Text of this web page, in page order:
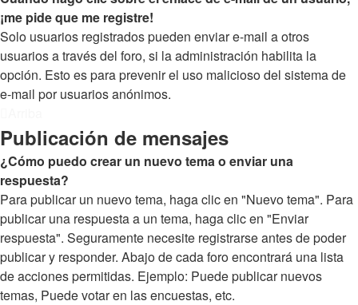
¡me pide que me registre!
Solo usuarios registrados pueden enviar e-mail a otros
usuarios a través del foro, si la administración habilita la
opción. Esto es para prevenir el uso malicioso del sistema de
e-mail por usuarios anónimos.
Publicación de mensajes
¿Cómo puedo crear un nuevo tema o enviar una
respuesta?
Para publicar un nuevo tema, haga clic en "Nuevo tema". Para
publicar una respuesta a un tema, haga clic en "Enviar
respuesta". Seguramente necesite registrarse antes de poder
publicar y responder. Abajo de cada foro encontrará una lista
de acciones permitidas. Ejemplo: Puede publicar nuevos
temas, Puede votar en las encuestas, etc.